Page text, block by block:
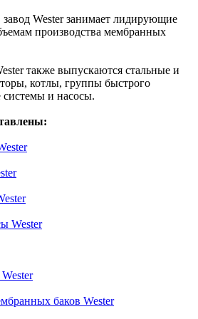
Wester занимает лидирующие
производства мембранных
также выпускаются стальные и
котлы, группы быстрого
и насосы.
Wester
баков Wester